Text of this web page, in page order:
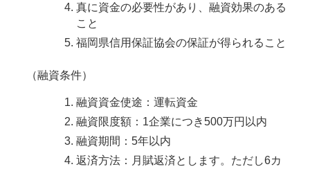
真に資金の必要性があり、融資効果のある
こと
福岡県信用保証協会の保証が得られること
（融資条件）
融資資金使途：運転資金
融資限度額：1企業につき500万円以内
融資期間：5年以内
返済方法：月賦返済とします。ただし6カ